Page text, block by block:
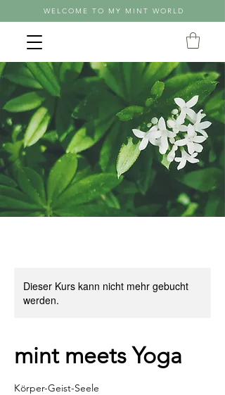
WELCOME TO MY MINT WORLD
Dieser Kurs kann nicht mehr gebucht
werden.
mint meets Yoga
Körper-Geist-Seele